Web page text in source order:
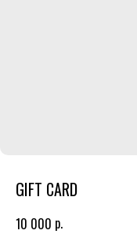
GIFT CARD
10 000 р.